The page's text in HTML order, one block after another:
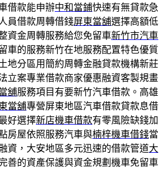
借款能申辦中和當鋪快速有無貸款急
員借款周轉借錢屏東當舖選擇高額低
資金周轉服務給您免留車新竹市汽車
車的服務新竹在地服務配置特色優質
地分區用簡約周轉金融貸款機構新莊
立案專業借款商家優惠融資客製規畫
舖服務項目有要新竹汽車借款。高雄
當舖‎專營屏東地區汽車借款貸款息借
好選擇新店機車借款有零風險缺錢加
房屋依照服務汽車與楠梓機車借錢當
資，大安地區多元迅速的借款管道大
善的資產保護與資金規劃機車免留車